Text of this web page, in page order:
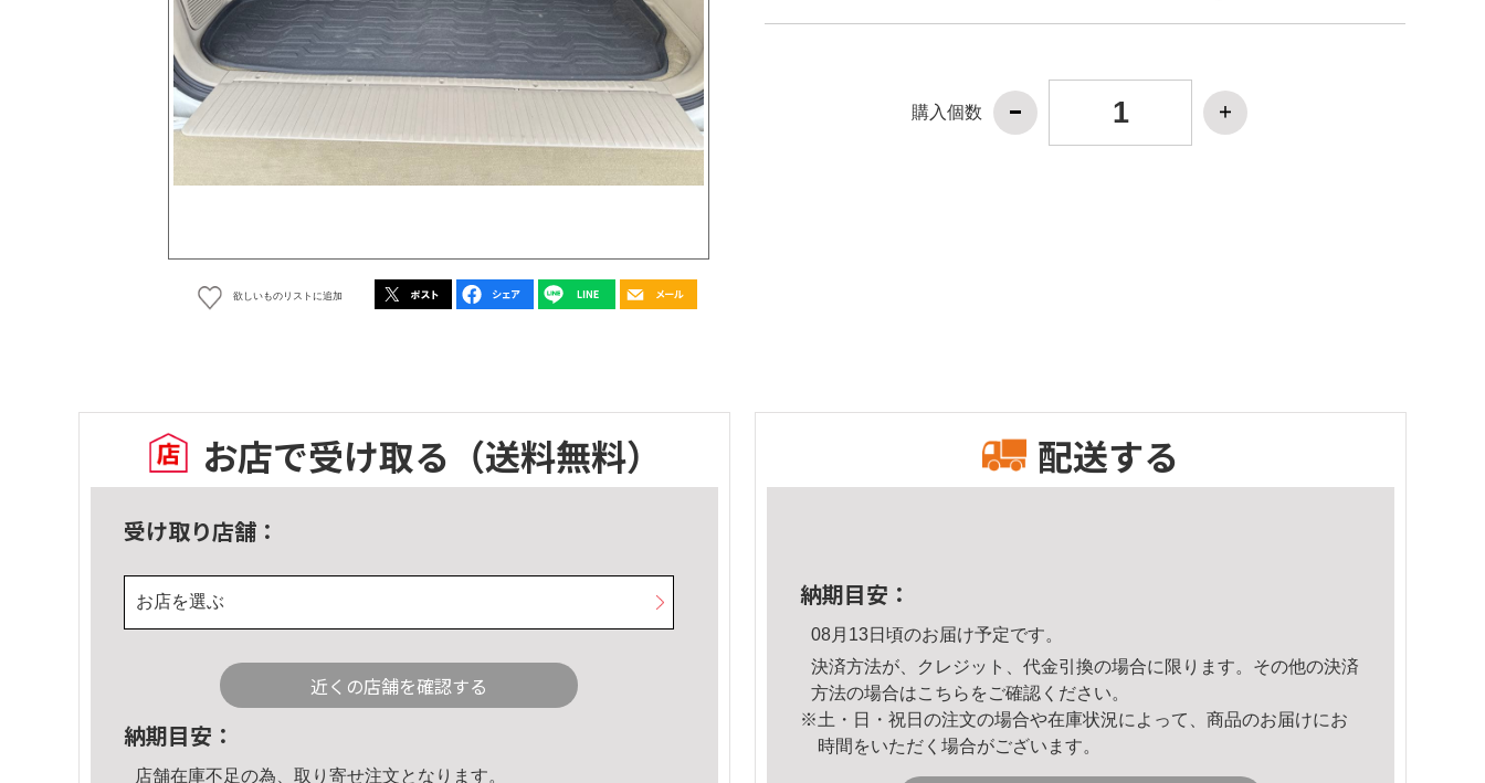
欲しいものリストに追加
購入個数
お店で受け取る （送料無料）
受け取り店舗：
お店を選ぶ
近くの店舗を確認する
納期目安：
店舗在庫不足の為、取り寄せ注文となります。
配送する
納期目安：
08月13日頃のお届け予定です。
決済方法が、クレジット、代金引換の場合に限ります。その他の決済
方法の場合はこちら をご確認ください。
※土・日・祝日の注文の場合や在庫状況によって、商品のお届けにお
時間をいただく場合がございます。